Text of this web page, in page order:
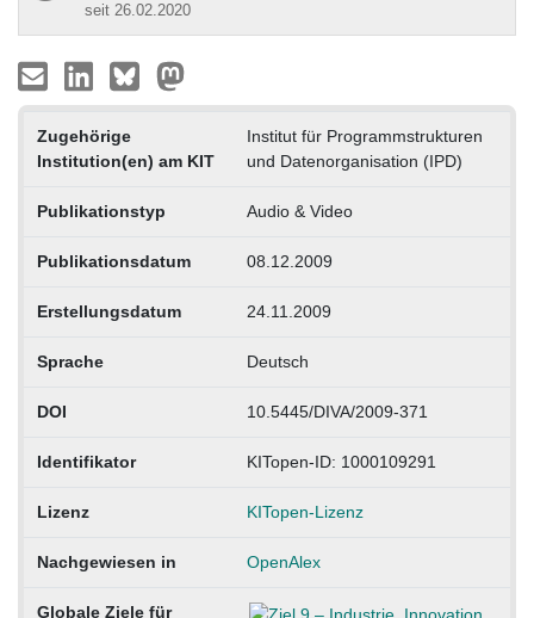
seit 26.02.2020
Zugehörige
Institution(en) am KIT
Institut für Programmstrukturen
und Datenorganisation (IPD)
Publikationstyp Audio & Video
Publikationsdatum 08.12.2009
Erstellungsdatum 24.11.2009
Sprache Deutsch
DOI 10.5445/DIVA/2009-371
Identifikator KITopen-ID: 1000109291
Lizenz KITopen-Lizenz
Nachgewiesen in OpenAlex
Globale Ziele für